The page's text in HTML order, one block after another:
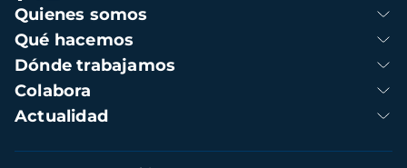
Navegación
principal
Quienes somos
Qué hacemos
Dónde trabajamos
Colabora
Actualidad